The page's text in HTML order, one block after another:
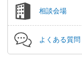
相談会場
よくある質問